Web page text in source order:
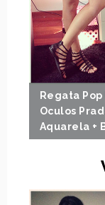
Regata
Oculos
Aquarela +